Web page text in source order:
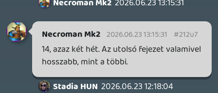
szexuális kontextusban történő
ábrázolásának vétségét, amire náluk -
nagyon helyesen - zéró tolerancia van.
Még ha konkrét szexualitás nem is
szerepelt benne, illetve nem a gyerek volt
meztelen. (A készítő azt nyilatkozta, hogy
csak átmeneti modellnek szánták és
mindenképpen lecserélték volna később.)